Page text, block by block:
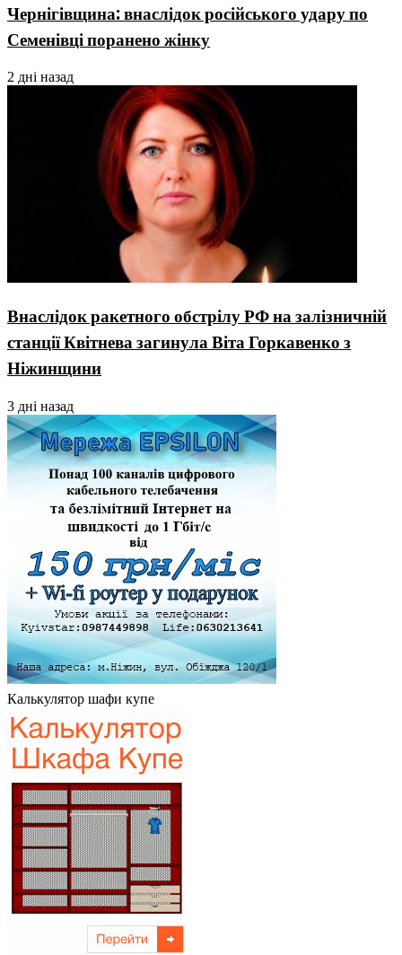
Чернігівщина: внаслідок російського удару по
Семенівці поранено жінку
2 дні назад
Внаслідок ракетного обстрілу РФ на залізничній
станції Квітнева загинула Віта Горкавенко з
Ніжинщини
3 дні назад
Калькулятор шафи купе